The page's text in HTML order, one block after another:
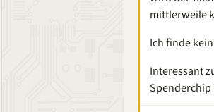
mittlerweile
Ich finde
Interessant
Spenderchip